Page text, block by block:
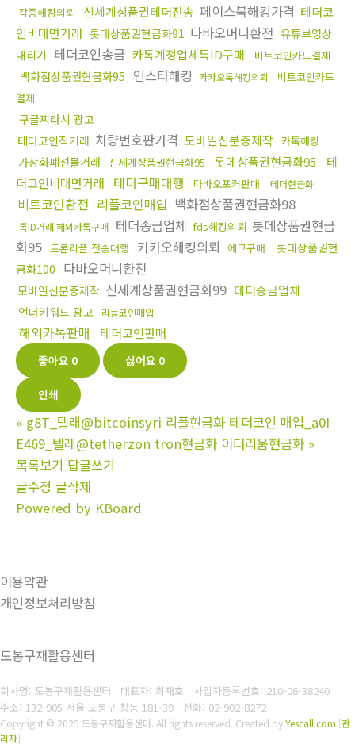
각종해킹의뢰 신세계상품권테더전송 페이스북해킹가격 테더코
인비대면거래 롯데상품권현금화91 다바오머니환전 유튜브영상
내리기 테더코인송금 카톡계정업체톡ID구매 비트코인카드결제
백화점상품권현금화95 인스타해킹 카카오톡해킹의뢰
비트코인카드
결제
구글찌라시 광고
테더코인직거래 차량번호판가격 모바일신분증제작 카톡해킹
가상화폐선물거래 신세계상품권현금화95 롯데상품권현금화95
테
더코인비대면거래
테더구매대행 다바오포커판매 테더현금화
비트코인환전 리플코인매입 백화점상품권현금화98
톡ID거래 해외카톡구매 테더송금업체 fds해킹의뢰 롯데상품권현금
화95 트론리플 전송대행 카카오해킹의뢰 에그구매
롯데상품권현
금화100 다바오머니환전
모바일신분증제작 신세계상품권현금화99 테더송금업체
언더키워드 광고 리플코인매입
해외카톡판매 테더코인판매
좋아요 0 싫어요 0
인쇄
« g8T_텔래@bitcoinsyri 리플현금화 테더코인 매입_a0I
E469_텔레@tetherzon tron현금화 이더리움현금화 »
목록보기 답글쓰기
글수정 글삭제
Powered by KBoard
이용약관
개인정보처리방침
도봉구재활용센터
회사명: 도봉구재활용센터 대표자: 최재호 사업자등록번호: 210-06-38240
주소: 132-905 서울 도봉구 창동 181-39 전화: 02-902-8272
Copyright © 2025 도봉구재활용센터. All rights reserved. Created byYescall.com [관
리자]